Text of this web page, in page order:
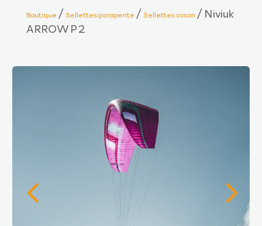
Boutique /Sellettes parapente /Sellettes cocon / Niviuk
ARROW P 2